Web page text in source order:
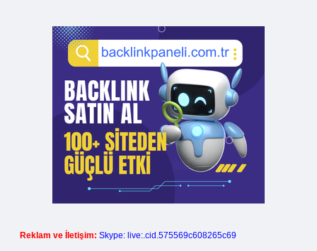
Reklam ve İletişim: Skype: live:.cid.575569c608265c69